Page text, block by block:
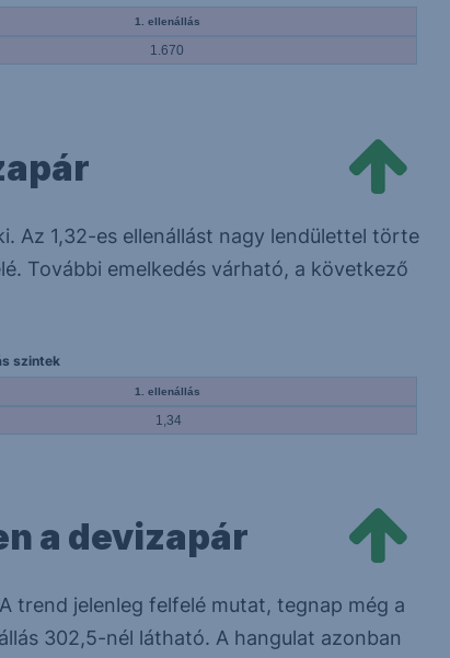
1. ellenállás
1.670
Az 1,32-es ellenállást nagy lendülettel törte
További emelkedés várható, a következő
szintek
1. ellenállás
1,34
a devizapár
trend jelenleg felfelé mutat, tegnap még a
302,5-nél látható. A hangulat azonban